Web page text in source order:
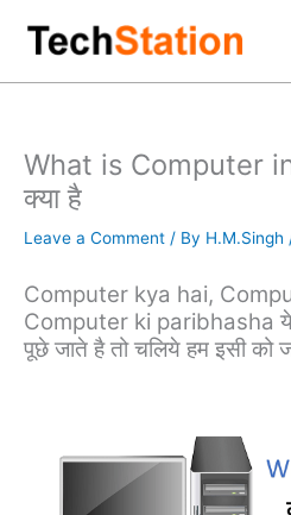
What is Computer
क्या है
Leave a Comment / By H.M.Singh
Computer kya hai,
Computer ki paribhasha ये
पूछे जाते है तो चलिये हम इसी को